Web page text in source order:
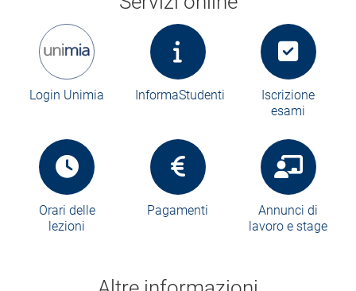
Login Unimia InformaStudenti
Iscrizione
esami
Orari delle
lezioni
Pagamenti
Annunci di
lavoro e stage